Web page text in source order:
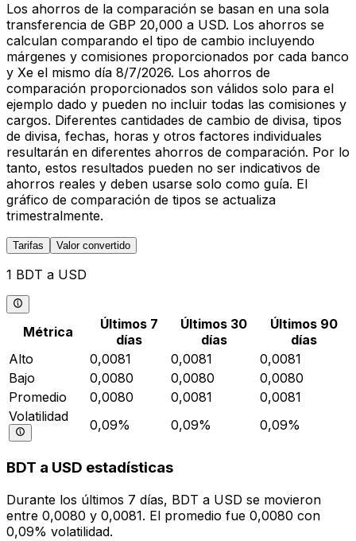
Los ahorros de la comparación se basan en una sola
transferencia de GBP 20,000 a USD. Los ahorros se
calculan comparando el tipo de cambio incluyendo
márgenes y comisiones proporcionados por cada banco
y Xe el mismo día 8/7/2026. Los ahorros de
comparación proporcionados son válidos solo para el
ejemplo dado y pueden no incluir todas las comisiones y
cargos. Diferentes cantidades de cambio de divisa, tipos
de divisa, fechas, horas y otros factores individuales
resultarán en diferentes ahorros de comparación. Por lo
tanto, estos resultados pueden no ser indicativos de
ahorros reales y deben usarse solo como guía. El
gráfico de comparación de tipos se actualiza
trimestralmente.
Tarifas Valor convertido
1 BDT a USD
Métrica
Últimos 7
días
Últimos 30
días
Últimos 90
días
Alto
0,0081 0,0081
0,0081
Bajo
0,0080 0,0080
0,0080
Promedio
0,0080 0,0081
0,0081
Volatilidad
0,09% 0,09% 0,09%
BDT a USD estadísticas
Durante los últimos 7 días, BDT a USD se movieron
entre 0,0080 y 0,0081. El promedio fue 0,0080 con
0,09% volatilidad.